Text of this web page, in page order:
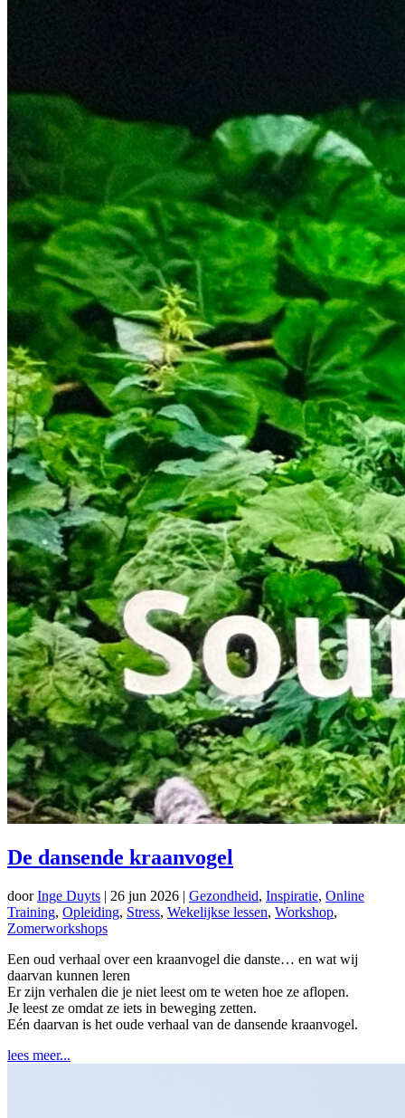
De dansende kraanvogel
doorInge Duyts | 26 jun 2026 | Gezondheid, Inspiratie, Online
Training, Opleiding, Stress, Wekelijkse lessen, Workshop,
Zomerworkshops
Een oud verhaal over een kraanvogel die danste… en wat wij
daarvan kunnen leren
Er zijn verhalen die je niet leest om te weten hoe ze aflopen.
Je leest ze omdat ze iets in beweging zetten.
Eén daarvan is het oude verhaal van de dansende kraanvogel.
lees meer...